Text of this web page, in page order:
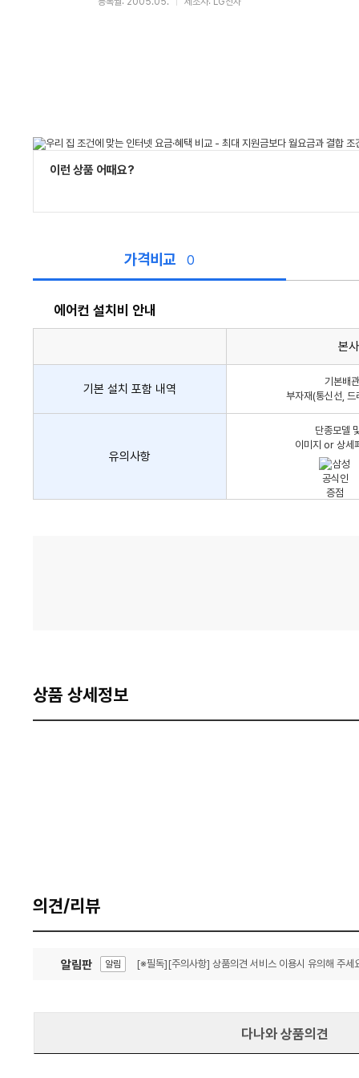
이런 상품 어때요?
가격비교 0
에어컨 설치비 안내
어
컨
치
본
기본 설치 포함 내역
기본배
부자재(통신선, 드
유의사항
단종모델
이미지 or 상세
상품 상세정보
의견/리뷰
알림판 알림 [※필독][주의사항] 상품의견 서비스 이용시 유의해 주세
다나와 상품의견